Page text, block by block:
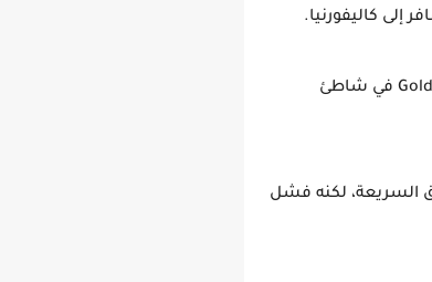
إلى كاليفورنيا.
وعندما انتقل لأول مرة إلى كاليفورنيا كان بحاجة إلى وظيفة فتم تعيينه في متجر Gold’s Gym في شاطئ
السريعة، لكنه فشل